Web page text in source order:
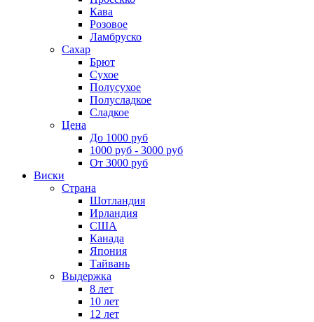
Кава
Розовое
Ламбруско
Сахар
Брют
Сухое
Полусухое
Полусладкое
Сладкое
Цена
До 1000 руб
1000 руб - 3000 руб
От 3000 руб
Виски
Страна
Шотландия
Ирландия
США
Канада
Япония
Тайвань
Выдержка
8 лет
10 лет
12 лет